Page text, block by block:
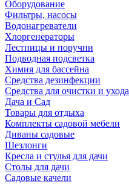
Оборудование
Фильтры, насосы
Водонагреватели
Хлоргенераторы
Лестницы и поручни
Подводная подсветка
Химия для бассейна
Средства дезинфекции
Средства для очистки и ухода
Дача и Сад
Товары для отдыха
Комплекты садовой мебели
Диваны садовые
Шезлонги
Кресла и стулья для дачи
Столы для дачи
Садовые качели